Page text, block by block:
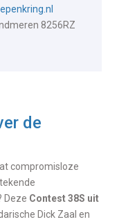
8256RZ
de
compromisloze
Deze Contest 38S uit
Dick Zaal en